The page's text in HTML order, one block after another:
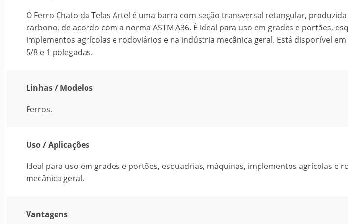
O Ferro Chato da Telas Artel é uma barra com seção transversal retangular,
carbono, de acordo com a norma ASTM A36. É ideal para uso em grades e portões,
implementos agrícolas e rodoviários e na indústria mecânica geral. Está disponível em
5/8 e 1 polegadas.
Linhas / Modelos
Ferros.
Uso / Aplicações
Ideal para uso em grades e portões, esquadrias, máquinas, implementos agrícolas e
mecânica geral.
Vantagens